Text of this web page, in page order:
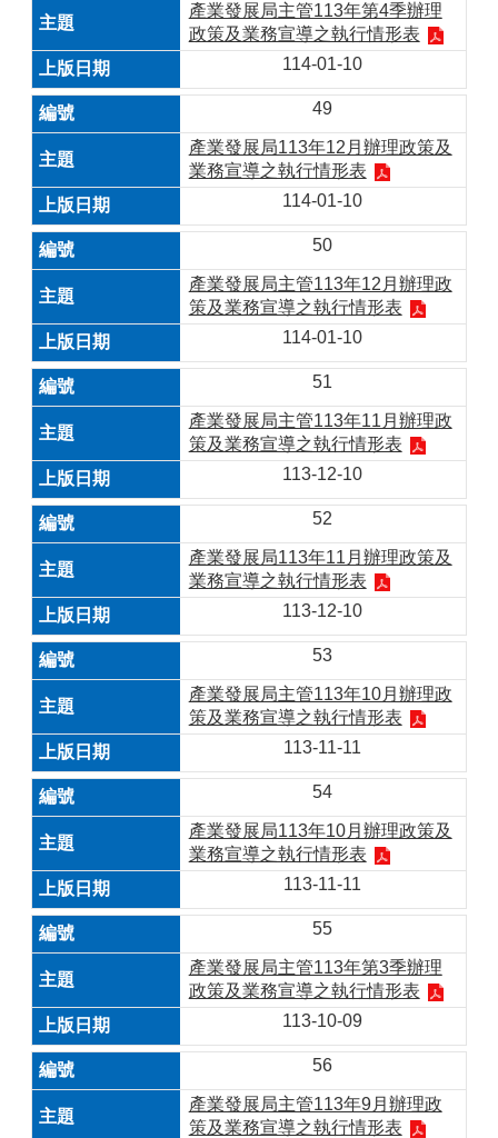
產業發展局主管113年第4季辦理
政策及業務宣導之執行情形表
114-01-10
49
產業發展局113年12月辦理政策及
業務宣導之執行情形表
114-01-10
50
產業發展局主管113年12月辦理政
策及業務宣導之執行情形表
114-01-10
51
產業發展局主管113年11月辦理政
策及業務宣導之執行情形表
113-12-10
52
產業發展局113年11月辦理政策及
業務宣導之執行情形表
113-12-10
53
產業發展局主管113年10月辦理政
策及業務宣導之執行情形表
113-11-11
54
產業發展局113年10月辦理政策及
業務宣導之執行情形表
113-11-11
55
產業發展局主管113年第3季辦理
政策及業務宣導之執行情形表
113-10-09
56
產業發展局主管113年9月辦理政
策及業務宣導之執行情形表